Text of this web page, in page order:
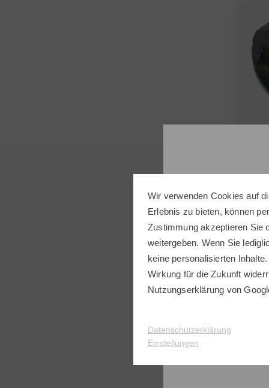
Qi4D
in:
Wir verwenden Cookies auf
Erlebnis zu bieten, können
Zustimmung akzeptieren Sie
weitergeben. Wenn Sie
keine personalisierten
Wirkung für die Zukunft
Nutzungserklärung von
Datenschutzerklärung
Einstellungen